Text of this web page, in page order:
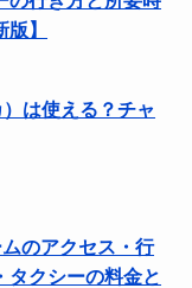
】
は使える？チャ
のアクセス・行
タクシーの料金と